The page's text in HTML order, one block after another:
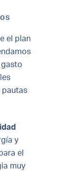
el plan
pautas
y
el
muy